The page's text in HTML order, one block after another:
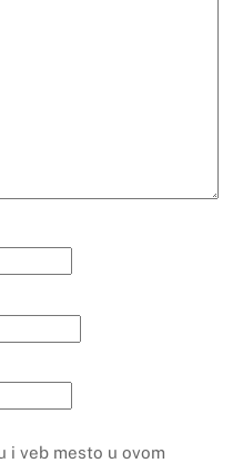
i veb mesto u ovom